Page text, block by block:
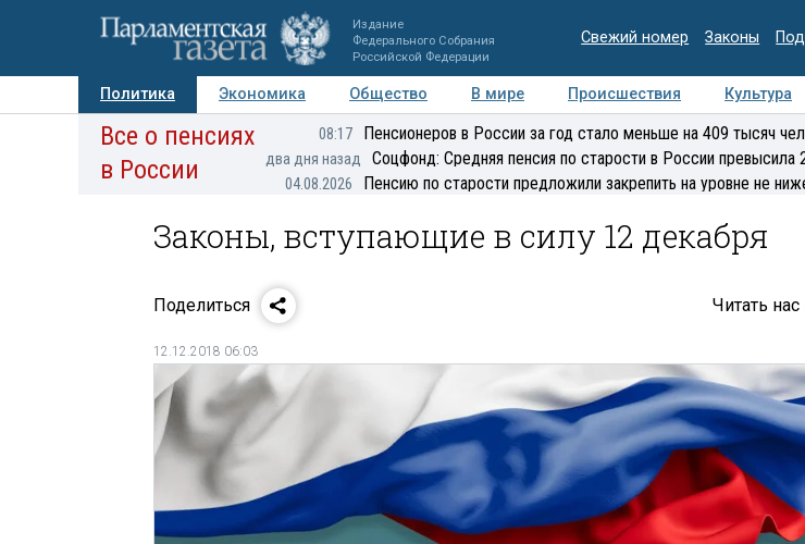
Издание
Федерального Собрания
Российской Федерации
Свежий номер Законы
Политика Экономика Общество В мире Происшествия Культура
Авторы Персоны Мнения Регионы Медиацентр Интервью
Все о пенсиях
в России
08:17 Пенсионеров в России за год стало меньше на 409 тысяч
два дня назад Соцфонд: Средняя пенсия по старости в России превысила
04.08.2026 Пенсию по старости предложили закрепить на уровне не
Законы, вступающие в силу 12 декабря
Поделиться Читать нас
12.12.2018 06:03